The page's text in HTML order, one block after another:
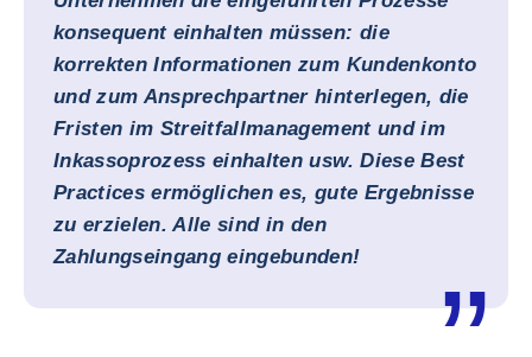
konsequent einhalten müssen: die
korrekten Informationen zum Kundenkonto
und zum Ansprechpartner hinterlegen, die
Fristen im Streitfallmanagement und im
Inkassoprozess einhalten usw. Diese Best
Practices ermöglichen es, gute Ergebnisse
zu erzielen. Alle sind in den
Zahlungseingang eingebunden!